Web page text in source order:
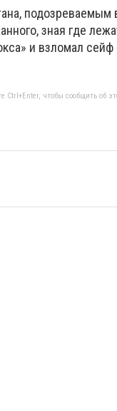
подозреваемым
зная где
и взломал сейф
чтобы сообщить об